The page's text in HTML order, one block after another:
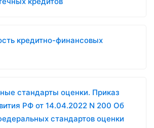
кредитно-финансовых
стандарты оценки. Приказ
РФ от 14.04.2022 N 200 Об
стандартов оценки